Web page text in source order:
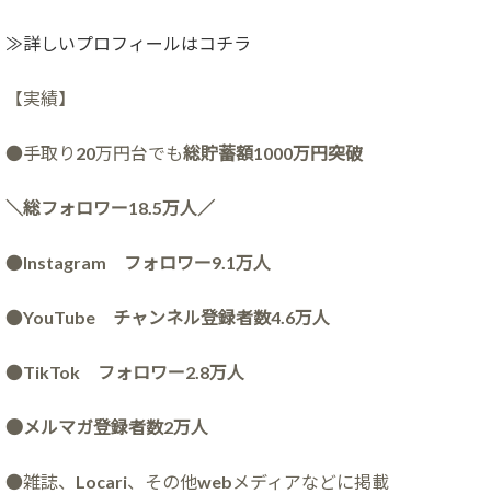
≫詳しいプロフィールはコチラ
【実績】
●手取り20万円台でも総貯蓄額1000万円突破
＼総フォロワー18.5万人／
●Instagram フォロワー9.1万人
●YouTube チャンネル登録者数4.6万人
●TikTok フォロワー2.8万人
●メルマガ登録者数2万人
●雑誌、Locari、その他webメディアなどに掲載